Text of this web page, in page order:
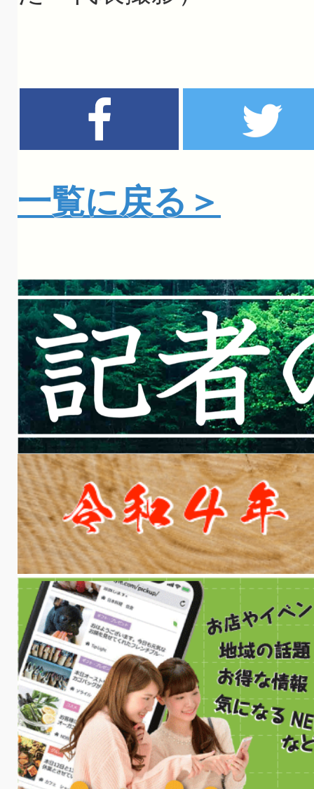
一覧に戻る＞